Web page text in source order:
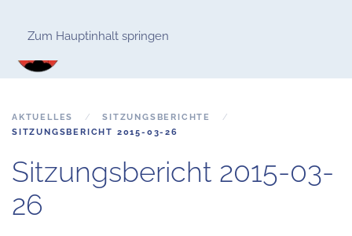
Zum Hauptinhalt springen
AKTUELLES
SITZUNGSBERICHTE
SITZUNGSBERICHT 2015-03-26
Sitzungsbericht 2015-03-
26